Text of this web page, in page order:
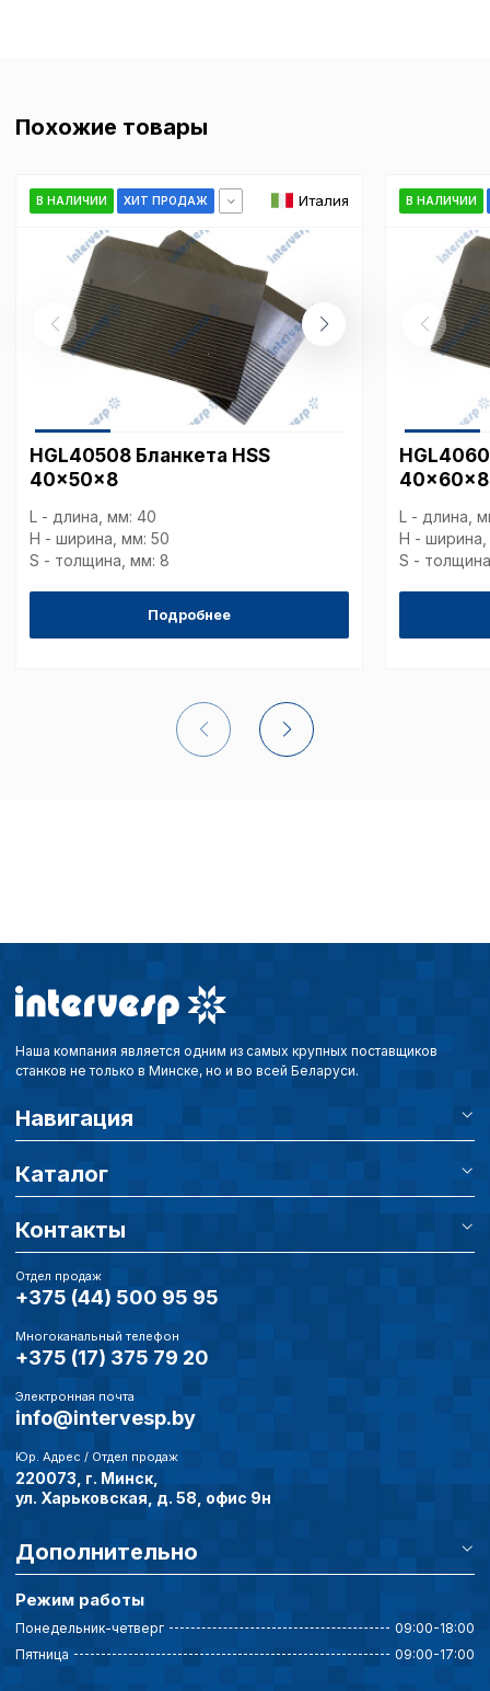
Похожие товары
В НАЛИЧИИ ХИТ ПРОДАЖ Италия
HGL40508 Бланкета HSS
40x50x8
L - длина, мм: 40
H - ширина, мм: 50
S - толщина, мм: 8
Подробнее
В НАЛИЧИИ
40x60x8
L - длина,
H -
S -
Наша компания является одним из самых крупных поставщиков
станков не только в Минске, но и во всей Беларуси.
Навигация
Каталог
Контакты
Отдел продаж
+375 (44) 500 95 95
Многоканальный телефон
+375 (17) 375 79 20
Электронная почта
info@intervesp.by
Юр. Адрес / Отдел продаж
220073, г. Минск,
ул. Харьковская, д. 58, офис 9н
Дополнительно
Режим работы
Понедельник-четверг
09:00-18:00
Пятница
09:00-17:00
cookie файлов не
определять
пользователей
наиболее и наименее
страницы и
совершенствованию
исходя из
Сохранить выбор